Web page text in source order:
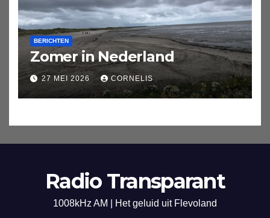
BERICHTEN
Zomer in Nederland
27 MEI 2026 CORNELIS
Radio Transparant
1008kHz AM | Het geluid uit Flevoland